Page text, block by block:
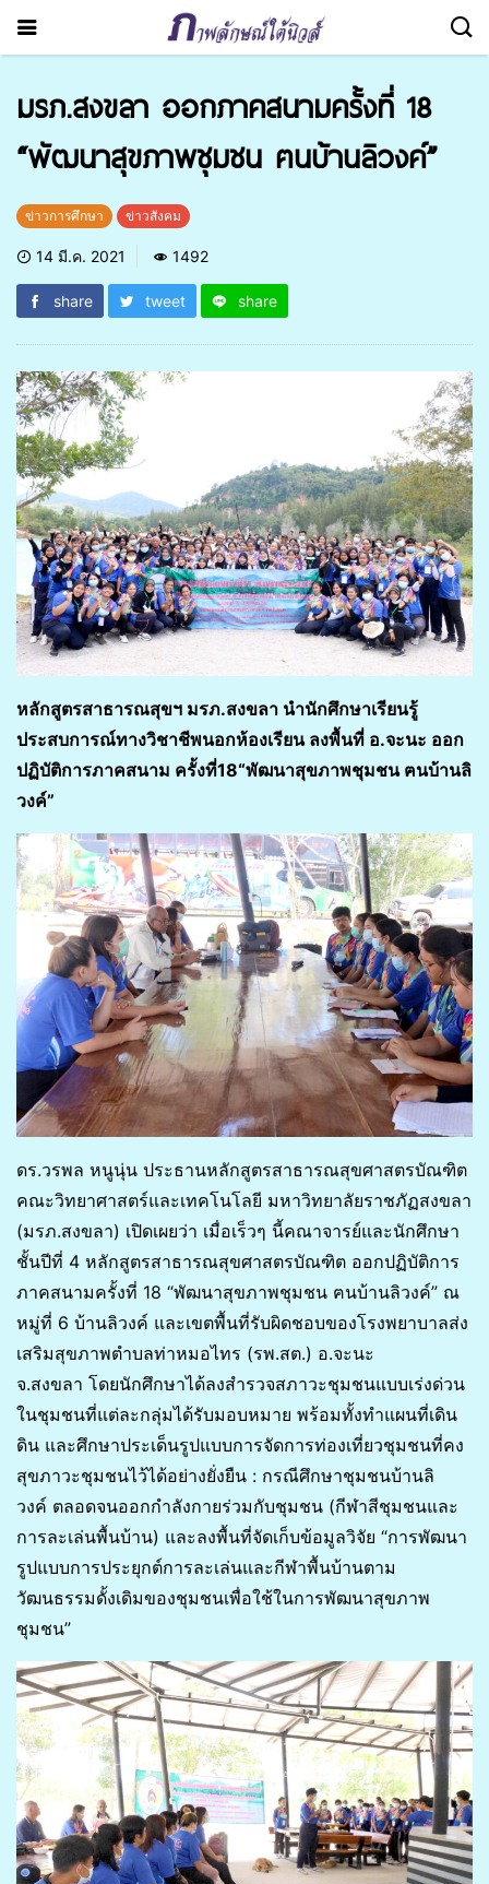
มรภ.สงขลา ออกภาคสนามครั้งที่ 18
“พัฒนาสุขภาพชุมชน ฅนบ้านลิวงค์”
ข่าวการศึกษา ข่าวสังคม
14 มี.ค. 2021 1492
share tweet share
หลักสูตรสาธารณสุขฯ มรภ.สงขลา นำนักศึกษาเรียนรู้
ประสบการณ์ทางวิชาชีพนอกห้องเรียนลงพื้นที่ อ.จะนะ ออก
ปฏิบัติการภาคสนาม ครั้งที่18“พัฒนาสุขภาพชุมชน ฅนบ้านลิ
วงค์”
ดร.วรพล หนูนุ่น ประธานหลักสูตรสาธารณสุขศาสตรบัณฑิต
คณะวิทยาศาสตร์และเทคโนโลยี มหาวิทยาลัยราชภัฏสงขลา
(มรภ.สงขลา) เปิดเผยว่า เมื่อเร็วๆ นี้คณาจารย์และนักศึกษา
ชั้นปีที่ 4 หลักสูตรสาธารณสุขศาสตรบัณฑิต ออกปฏิบัติการ
ภาคสนามครั้งที่ 18 “พัฒนาสุขภาพชุมชน ฅนบ้านลิวงค์” ณ
หมู่ที่ 6 บ้านลิวงค์ และเขตพื้นที่รับผิดชอบของโรงพยาบาลส่ง
เสริมสุขภาพตำบลท่าหมอไทร (รพ.สต.) อ.จะนะ
จ.สงขลา โดยนักศึกษาได้ลงสำรวจสภาวะชุมชนแบบเร่งด่วน
ในชุมชนที่แต่ละกลุ่มได้รับมอบหมาย พร้อมทั้งทำแผนที่เดิน
ดิน และศึกษาประเด็นรูปแบบการจัดการท่องเที่ยวชุมชนที่คง
สุขภาวะชุมชนไว้ได้อย่างยั่งยืน : กรณีศึกษาชุมชนบ้านลิ
วงค์ ตลอดจนออกกำลังกายร่วมกับชุมชน (กีฬาสีชุมชนและ
การละเล่นพื้นบ้าน) และลงพื้นที่จัดเก็บข้อมูลวิจัย “การพัฒนา
รูปแบบการประยุกต์การละเล่นและกีฬาพื้นบ้านตาม
วัฒนธรรมดั้งเดิมของชุมชนเพื่อใช้ในการพัฒนาสุขภาพ
ชุมชน”